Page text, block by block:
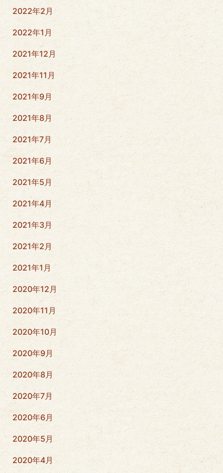
2022年2月
2022年1月
2021年12月
2021年11月
2021年9月
2021年8月
2021年7月
2021年6月
2021年5月
2021年4月
2021年3月
2021年2月
2021年1月
2020年12月
2020年11月
2020年10月
2020年9月
2020年8月
2020年7月
2020年6月
2020年5月
2020年4月